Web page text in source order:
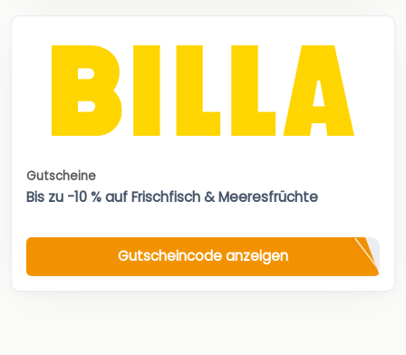
Gutscheine
Bis zu -10 % auf Frischfisch & Meeresfrüchte
Gutscheincode anzeigen